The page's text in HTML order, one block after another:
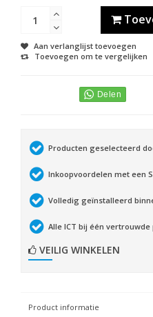
Aan verlanglijst toevoegen
Toevoegen om te vergelijken
Producten geselecteerd
Inkoopvoordelen met een
Volledig geïnstalleerd
Alle ICT bij één vertrouwde
VEILIG WINKELEN
Product informatie